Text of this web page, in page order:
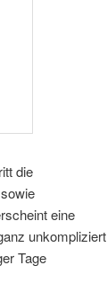
die
eine
unkompliziert
Tage